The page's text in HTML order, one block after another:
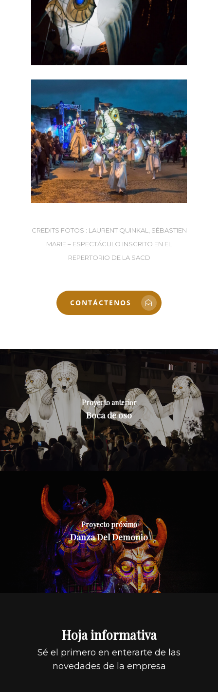
CREDITS FOTOS : LAURENT QUINKAL, SÉBASTIEN
MARIE – ESPECTÁCULO INSCRITO EN EL
REPERTORIO DE LA SACD
CONTÁCTENOS
Proyecto anterior
Boca de oso
Proyecto próximo
Danza Del Demonio
Hoja informativa
Sé el primero en enterarte de las
novedades de la empresa